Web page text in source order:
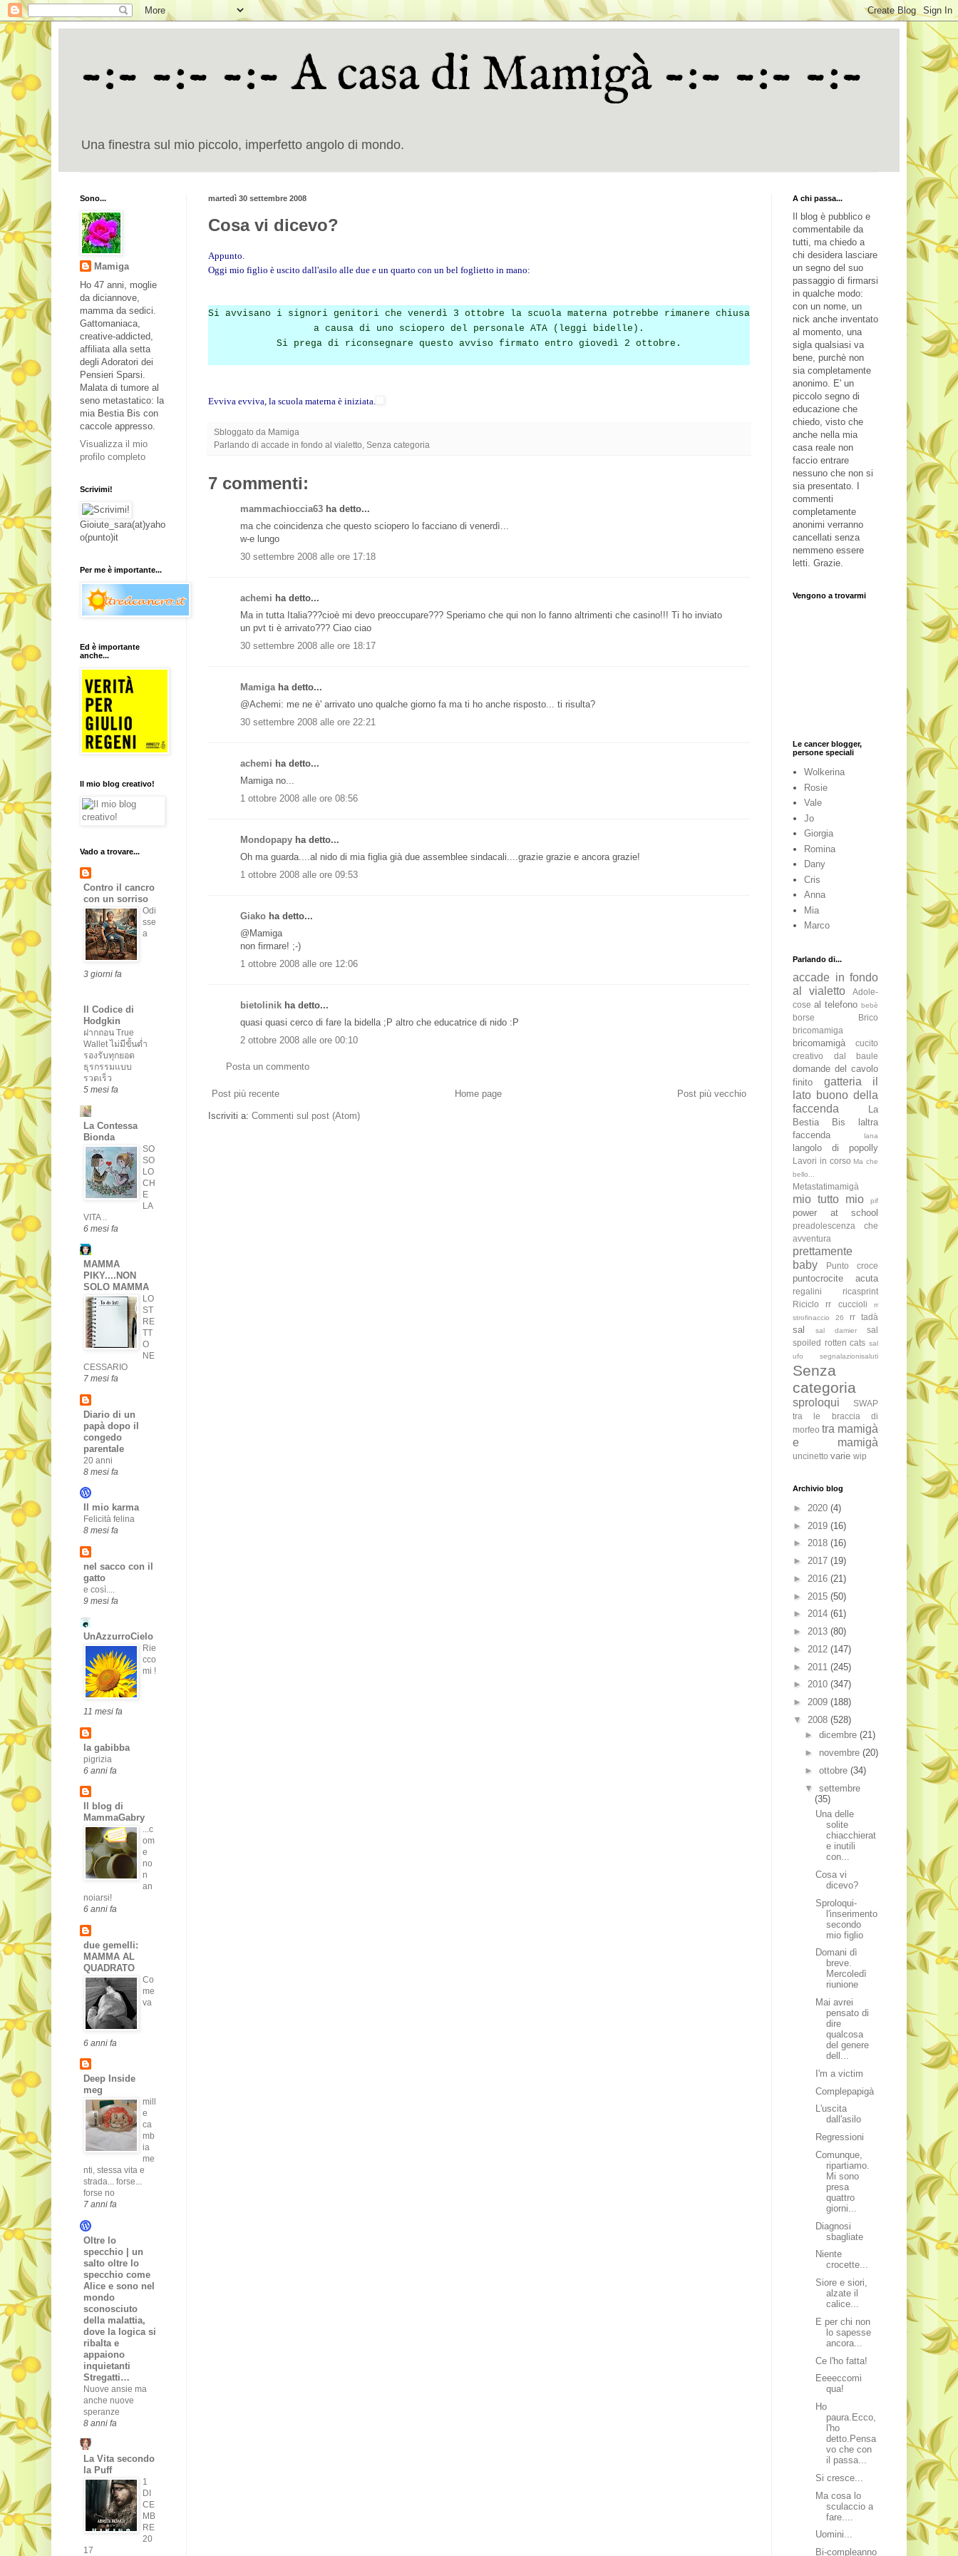
-:- -:- -:- A casa di Mamigà -:- -:- -:-
Una finestra sul mio piccolo, imperfetto angolo di mondo.
martedì 30 settembre 2008
Cosa vi dicevo?
Appunto.
Oggi mio figlio è uscito dall'asilo alle due e un quarto con un bel foglietto in mano:
Si avvisano i signori genitori che venerdì 3 ottobre la scuola materna potrebbe rimanere chiusa
a causa di uno sciopero del personale ATA (leggi bidelle).
Si prega di riconsegnare questo avviso firmato entro giovedì 2 ottobre.
Evviva evviva, la scuola materna è iniziata.
Sbloggato da Mamiga
Parlando di accade in fondo al vialetto Senza categoria
7 commenti:
mammachioccia63 ha detto...
ma che coincidenza che questo sciopero lo facciano di venerdì...
w-e lungo
30 settembre 2008 alle ore 17:18
achemi ha detto...
Ma in tutta Italia???cioè mi devo preoccupare??? Speriamo che qui non lo fanno altrimenti che casino!!! Ti ho inviato
un pvt ti è arrivato??? Ciao ciao
30 settembre 2008 alle ore 18:17
Mamiga ha detto...
@Achemi: me ne è' arrivato uno qualche giorno fa ma ti ho anche risposto... ti risulta?
30 settembre 2008 alle ore 22:21
achemi ha detto...
Mamiga no...
1 ottobre 2008 alle ore 08:56
Mondopapy ha detto...
Oh ma guarda....al nido di mia figlia già due assemblee sindacali....grazie grazie e ancora grazie!
1 ottobre 2008 alle ore 09:53
Giako ha detto...
@Mamiga
non firmare! ;-)
1 ottobre 2008 alle ore 12:06
bietolinik ha detto...
quasi quasi cerco di fare la bidella ;P altro che educatrice di nido :P
2 ottobre 2008 alle ore 00:10
Posta un commento
Post più recente Post più vecchio
Home page
Iscriviti a: Commenti sul post (Atom)
Sono...
Mamiga
Ho 47 anni, moglie
da diciannove,
mamma da sedici.
Gattomaniaca,
creative-addicted,
affiliata alla setta
degli Adoratori dei
Pensieri Sparsi.
Malata di tumore al
seno metastatico: la
mia Bestia Bis con
caccole appresso.
Visualizza il mio
profilo completo
Scrivimi!
Gioiute_sara(at)yaho
o(punto)it
Per me è importante...
Ed è importante
anche...
Il mio blog creativo!
Vado a trovare...
Contro il cancro
con un sorriso
Odi
sse
a
3 giorni fa
Il Codice di
Hodgkin
ฝากถอน True
Wallet ไม่มีขั้นต่ำ
รองรับทุกยอด
ธุรกรรมแบบ
รวดเร็ว
5 mesi fa
La Contessa
Bionda
SO
SO
LO
CH
E
LA
VITA ..
6 mesi fa
MAMMA
PIKY....NON
SOLO MAMMA
LO
ST
RE
TT
O
NE
CESSARIO
7 mesi fa
Diario di un
papà dopo il
congedo
parentale
20 anni
8 mesi fa
Il mio karma
Felicità felina
8 mesi fa
nel sacco con il
gatto
e così....
9 mesi fa
UnAzzurroCielo
Rie
cco
mi !
11 mesi fa
la gabibba
pigrizia
6 anni fa
Il blog di
MammaGabry
...c
om
e
no
n
an
noiarsi!
6 anni fa
due gemelli:
MAMMA AL
QUADRATO
Co
me
va
6 anni fa
Deep Inside
meg
mill
e
ca
mb
ia
me
nti, stessa vita e
strada... forse...
forse no
7 anni fa
Oltre lo
specchio | un
salto oltre lo
specchio come
Alice e sono nel
mondo
sconosciuto
della malattia,
dove la logica si
ribalta e
appaiono
inquietanti
Stregatti…
Nuove ansie ma
anche nuove
speranze
8 anni fa
La Vita secondo
la Puff
1
DI
CE
MB
RE
20
17
A chi passa...
Il blog è pubblico e
commentabile da
tutti, ma chiedo a
chi desidera lasciare
un segno del suo
passaggio di firmarsi
in qualche modo:
con un nome, un
nick anche inventato
al momento, una
sigla qualsiasi va
bene, purchè non
sia completamente
anonimo. E' un
piccolo segno di
educazione che
chiedo, visto che
anche nella mia
casa reale non
faccio entrare
nessuno che non si
sia presentato. I
commenti
completamente
anonimi verranno
cancellati senza
nemmeno essere
letti. Grazie.
Vengono a trovarmi
Le cancer blogger,
persone speciali
Wolkerina
Rosie
Vale
Jo
Giorgia
Romina
Dany
Cris
Anna
Mia
Marco
Parlando di...
accade in fondo
al vialetto
Adole-
cose al telefono bebè
borse
Brico
bricomamiga
bricomamigà
cucito
creativo
dal baule
domande del cavolo
finito
gatteria
il
lato buono della
faccenda
La
Bestia Bis
laltra
faccenda
lana
langolo di popolly
Lavori in corso Ma che
bello...
Metastatimamigà
mio tutto mio pif
power at school
preadolescenza che
avventura
prettamente
baby
Punto croce
puntocrocite acuta
regalini
ricasprint
Riciclo
rr cuccioli
rr
strofinaccio 26
rr tadà
sal sal damier
sal
spoiled rotten cats sal
ufo
segnalazionisaluti
Senza
categoria
sproloqui
SWAP
tra le braccia di
morfeo tra mamigà
e mamigà
uncinetto varie wip
Archivio blog
► 2020 (4)
► 2019 (16)
► 2018 (16)
► 2017 (19)
► 2016 (21)
► 2015 (50)
► 2014 (61)
► 2013 (80)
► 2012 (147)
► 2011 (245)
► 2010 (347)
► 2009 (188)
▼ 2008 (528)
► dicembre (21)
► novembre (20)
► ottobre (34)
▼ settembre
(35)
Una delle
solite
chiacchierat
e inutili
con...
Cosa vi
dicevo?
Sproloqui-
l'inserimento
secondo
mio figlio
Domani dì
breve.
Mercoledì
riunione
Mai avrei
pensato di
dire
qualcosa
del genere
dell...
I'm a victim
Complepapigà
L'uscita
dall'asilo
Regressioni
Comunque,
ripartiamo.
Mi sono
presa
quattro
giorni...
Diagnosi
sbagliate
Niente
crocette...
Siore e siori,
alzate il
calice...
E per chi non
lo sapesse
ancora...
Ce l'ho fatta!
Eeeeccomi
qua!
Ho
paura.Ecco,
l'ho
detto.Pensa
vo che con
il passa...
Si cresce...
Ma cosa lo
sculaccio a
fare....
Uomini...
Bi-compleanno